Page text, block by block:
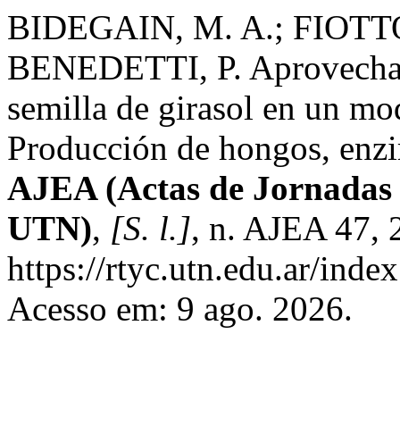
BIDEGAIN, M. A.;
BENEDETTI, P.
semilla de girasol en un
Producción de hongos,
AJEA (Actas de
UTN), [S. l.], n. AJEA 47,
https://rtyc.utn.edu.ar/
Acesso em: 9 ago. 2026.